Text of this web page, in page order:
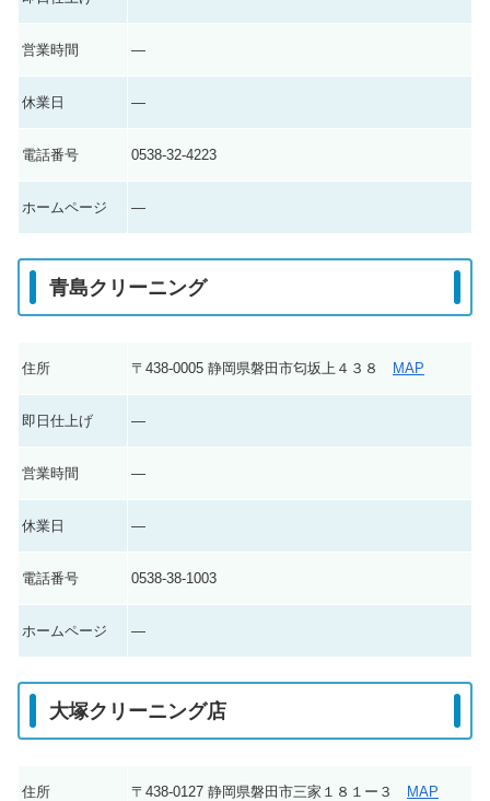
営業時間 ―
休業日 ―
電話番号 0538-32-4223
ホームページ ―
青島クリーニング
住所 〒438-0005 静岡県磐田市匂坂上４３８ MAP
即日仕上げ ―
営業時間 ―
休業日 ―
電話番号 0538-38-1003
ホームページ ―
大塚クリーニング店
住所 〒438-0127 静岡県磐田市三家１８１ー３ MAP